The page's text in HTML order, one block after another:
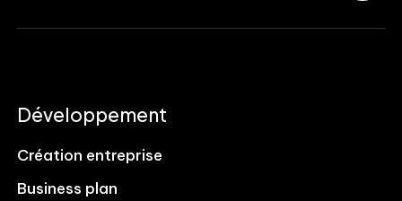
Développement
Création entreprise
Business plan